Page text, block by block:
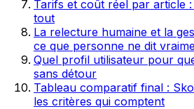
Tarifs et coût réel par article
tout
La relecture humaine et la
ce que personne ne dit
Quel profil utilisateur pour
sans détour
Tableau comparatif final :
les critères qui comptent